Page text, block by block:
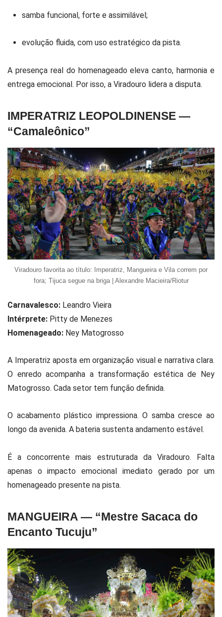
samba funcional, forte e assimilável;
evolução fluida, com uso estratégico da pista.
A presença real do homenageado eleva canto, harmonia e
entrega emocional. Por isso, a Viradouro lidera a disputa.
IMPERATRIZ LEOPOLDINENSE —
“Camaleônico”
Viradouro favorita ao título: Imperatriz, Mangueira e Vila correm por
fora; Tijuca segue na briga | Alexandre Macieira/Riotur
Carnavalesco: Leandro Vieira
Intérprete: Pitty de Menezes
Homenageado: Ney Matogrosso
A Imperatriz aposta em organização visual e narrativa clara.
O enredo acompanha a transformação estética de Ney
Matogrosso. Cada setor tem função definida.
O acabamento plástico impressiona. O samba cresce ao
longo da avenida. A bateria sustenta andamento estável.
É a concorrente mais estruturada da Viradouro. Falta
apenas o impacto emocional imediato gerado por um
homenageado presente na pista.
MANGUEIRA — “Mestre Sacaca do
Encanto Tucuju”